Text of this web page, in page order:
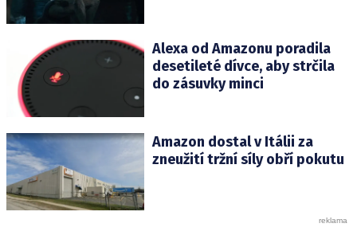
Alexa od Amazonu poradila
desetileté dívce, aby strčila
do zásuvky minci
Amazon dostal v Itálii za
zneužití tržní síly obří pokutu